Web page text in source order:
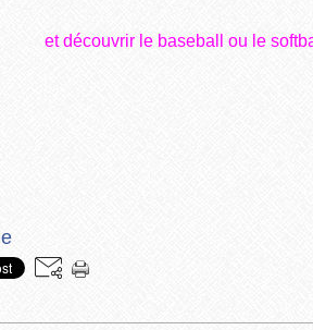
et découvrir le baseball ou le